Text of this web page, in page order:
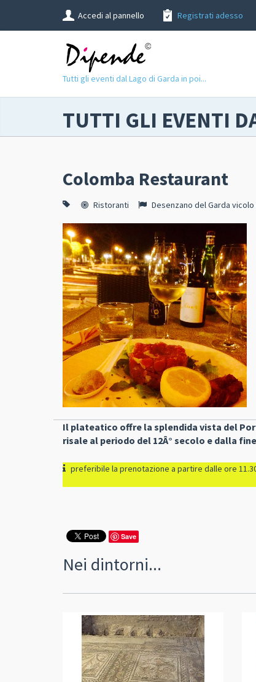
Accedi al pannello Registrati adesso
Tutti gli eventi dal Lago di Garda in poi...
TUTTI GLI EVENTI
Colomba Restaurant
Ristoranti Desenzano del Garda
Il plateatico offre la splendida vista del
risale al periodo del 12Â° secolo e dalla
preferibile la prenotazione a partire dalle ore
Save
Nei dintorni...